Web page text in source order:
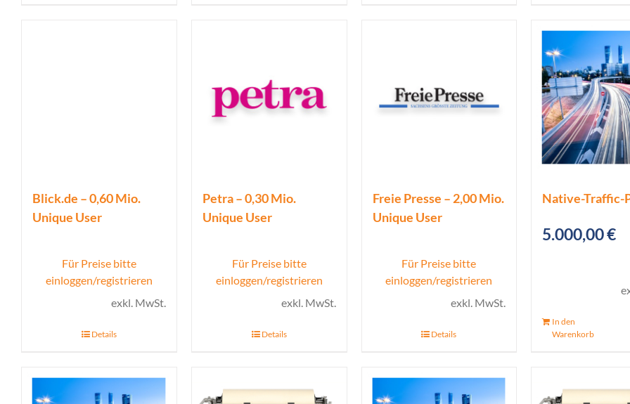
Blick.de – 0,60 Mio.
Unique User
Für Preise bitte
einloggen/registrieren
exkl. MwSt.
Details
Petra – 0,30 Mio.
Unique User
Für Preise bitte
einloggen/registrieren
exkl. MwSt.
Details
Freie Presse – 2,00 Mio.
Unique User
Für Preise bitte
einloggen/registrieren
exkl. MwSt.
Details
Native-Traffic-
5.000,00€
In den
Warenkorb